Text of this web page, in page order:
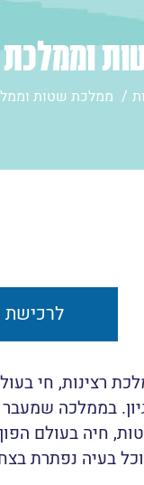
וממלכת
ממלכת שטות
לרכישת
רצינות, חי
בממלכה
חיה בעולם
בעיה נפתרת